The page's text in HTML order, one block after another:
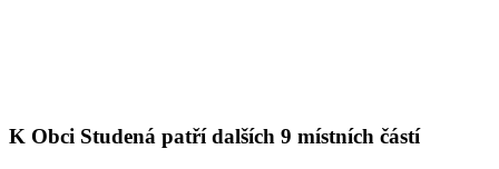
K Obci Studená patří dalších 9 místních částí